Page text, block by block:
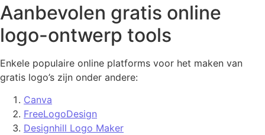
Aanbevolen gratis online
logo-ontwerp tools
Enkele populaire online platforms voor het maken van
gratis logo’s zijn onder andere:
Canva
FreeLogoDesign
Designhill Logo Maker